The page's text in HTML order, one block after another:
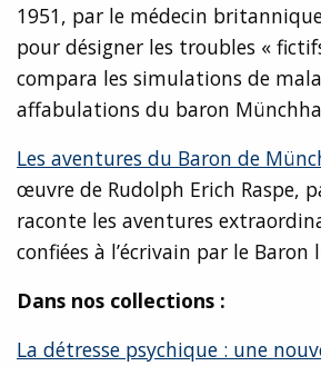
1951, par le médecin
pour désigner les troubles «
compara les simulations de
affabulations du baron
Les aventures du Baron de
œuvre de Rudolph Erich Raspe,
raconte les aventures
confiées à l’écrivain par le Baron
Dans nos collections :
La détresse psychique : une